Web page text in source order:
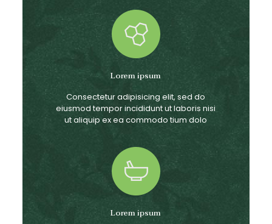
Lorem ipsum
Consectetur adipisicing elit, sed do
eiusmod tempor incididunt ut laboris nisi
ut aliquip ex ea commodo tium dolo
Lorem ipsum